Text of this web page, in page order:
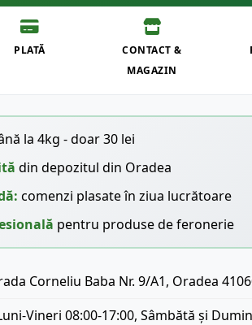
PLATĂ
CONTACT &
MAGAZIN
la 4kg - doar 30 lei
din depozitul din Oradea
comenzi plasate în ziua lucrătoare
pentru produse de feronerie
Corneliu Baba Nr. 9/A1, Oradea
Vineri 08:00-17:00, Sâmbătă și